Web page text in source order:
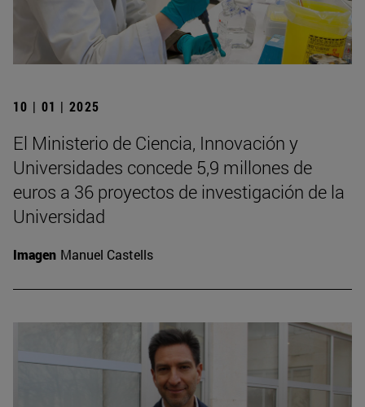
10 | 01 | 2025
El Ministerio de Ciencia, Innovación y
Universidades concede 5,9 millones de
euros a 36 proyectos de investigación de la
Universidad
Imagen Manuel Castells